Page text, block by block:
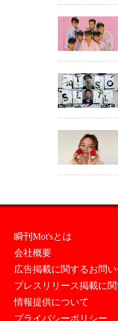
瞬刊Mot'sとは
会社概要
広告掲載に関するお問
プレスリリース掲載に
情報提供について
プライバシーポリシー